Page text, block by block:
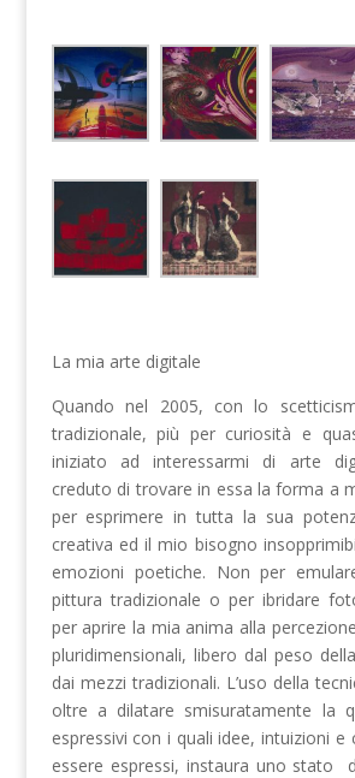
La mia arte digitale
Quando nel 2005, con lo
tradizionale, più per curiosità e
iniziato ad interessarmi di arte
creduto di trovare in essa la forma a
per esprimere in tutta la sua
creativa ed il mio bisogno
emozioni poetiche. Non per
pittura tradizionale o per ibridare
per aprire la mia anima alla
pluridimensionali, libero dal peso
dai mezzi tradizionali. L’uso della
oltre a dilatare smisuratamente la
espressivi con i quali idee, intuizioni
essere espressi, instaura uno stato